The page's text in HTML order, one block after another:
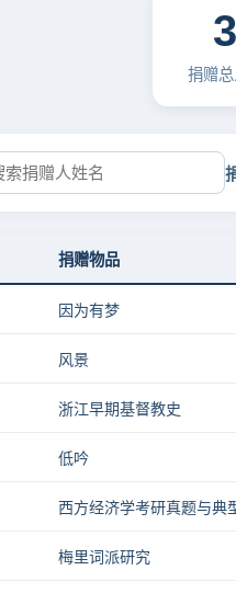
捐赠总
捐赠物品
因为有梦
风景
浙江早期基督教史
低吟
西方经济学考研真题与典
梅里词派研究